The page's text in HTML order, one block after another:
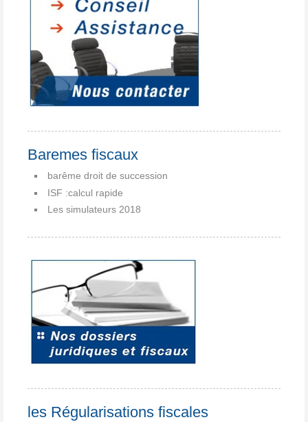
Baremes fiscaux
barême droit de succession
ISF :calcul rapide
Les simulateurs 2018
les Régularisations fiscales